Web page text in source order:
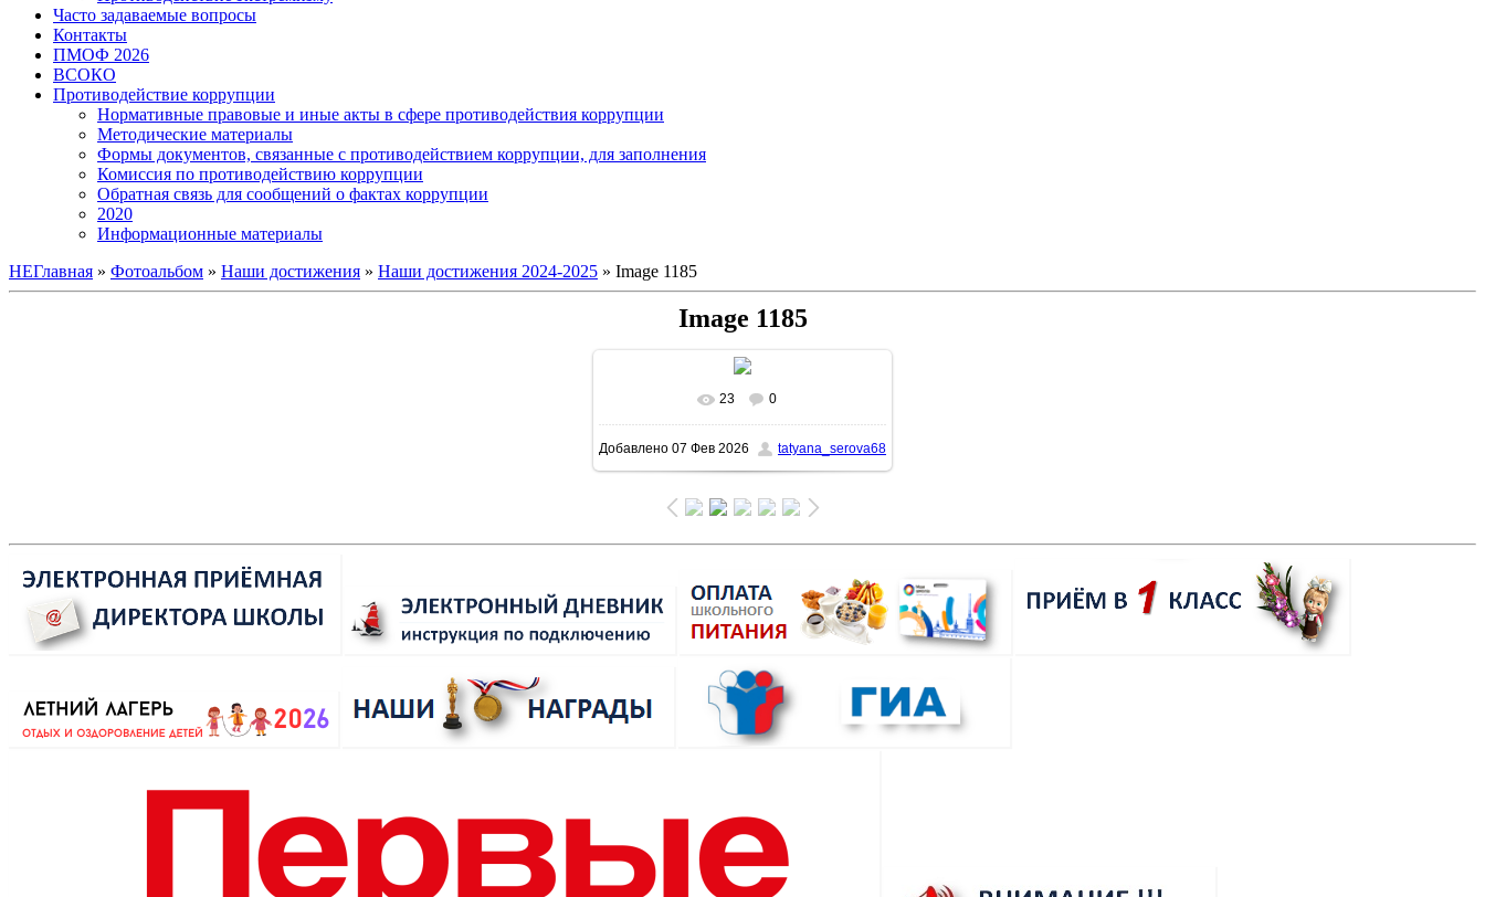
Часто задаваемые вопросы
Контакты
ПМОФ 2026
ВСОКО
Противодействие коррупции
Нормативные правовые и иные акты в сфере противодействия коррупции
Методические материалы
Формы документов, связанные с противодействием коррупции, для заполнения
Комиссия по противодействию коррупции
Обратная связь для сообщений о фактах коррупции
2020
Информационные материалы
НЕГлавная » Фотоальбом » Наши достижения » Наши достижения 2024-2025 » Image 1185
Image 1185
В реальном размере
309.7Kb
23 0
Добавлено 07 Фев 2026 tatyana_serova68